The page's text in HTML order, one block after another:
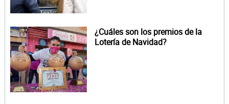
¿Cuáles son los premios de la
Lotería de Navidad?